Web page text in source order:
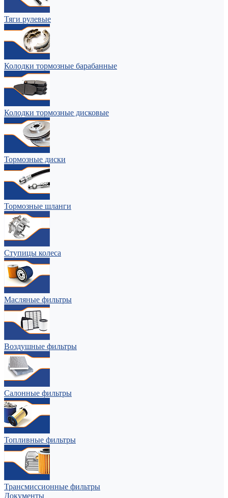
Тяги рулевые
Колодки тормозные барабанные
Колодки тормозные дисковые
Тормозные диски
Тормозные шланги
Ступицы колеса
Масляные фильтры
Воздушные фильтры
Салонные фильтры
Топливные фильтры
Трансмиссионные фильтры
Документы